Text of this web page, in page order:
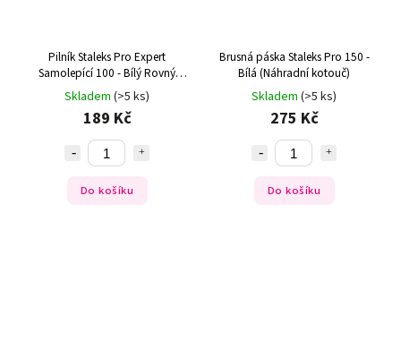
Pilník Staleks Pro Expert
Samolepící 100 - Bílý Rovný
(30ks)
Skladem (>5 ks)
189 Kč
Do košíku
Brusná páska Staleks Pro 150 -
Bílá (Náhradní kotouč)
Skladem (>5 ks)
275 Kč
Do košíku